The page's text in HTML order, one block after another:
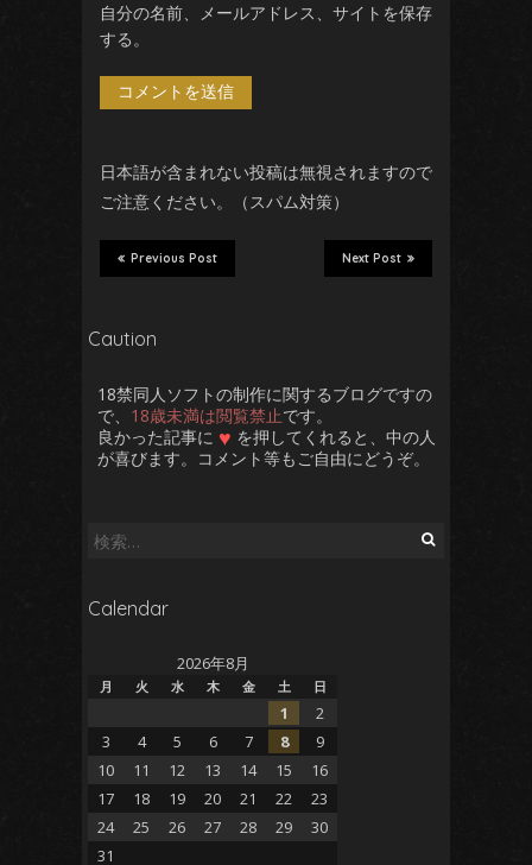
自分の名前、メールアドレス、サイトを保存
する。
日本語が含まれない投稿は無視されますので
ご注意ください。（スパム対策）
Next Post
Previous Post
Caution
18禁同人ソフトの制作に関するブログですの
で、 18歳未満は閲覧禁止です。
良かった記事に ♥ を押してくれると、中の人
が喜びます。コメント等もご自由にどうぞ。
検
Calendar
2026年8月
月 火 水 木 金 土 日
1
2
3
4 5 6 7 8
9
10
11 12 13 14 15
16
17
18 19 20 21 22
23
24
25 26 27 28 29
30
31